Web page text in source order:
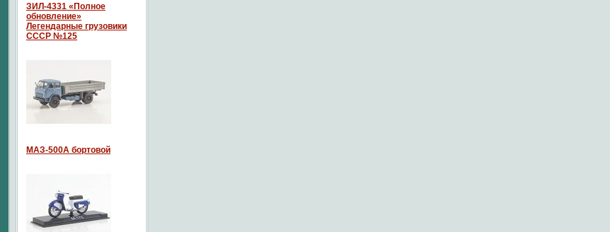
ЗИЛ-4331 «Полное
обновление»
Легендарные грузовики
СССР №125
МАЗ-500А бортовой